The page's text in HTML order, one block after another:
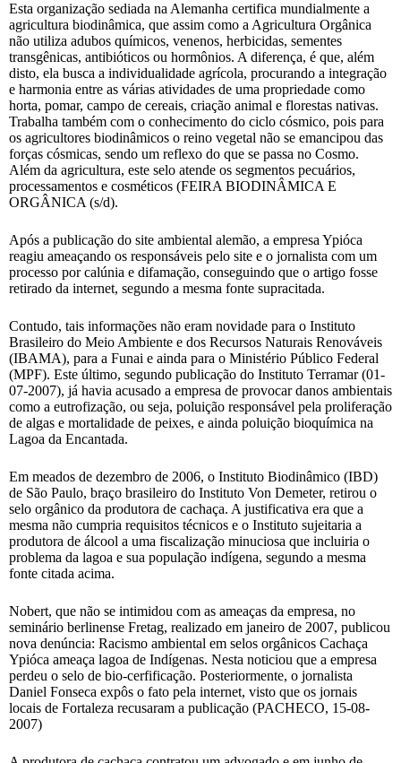
Esta organização sediada na Alemanha certifica mundialmente a
agricultura biodinâmica, que assim como a Agricultura Orgânica
não utiliza adubos químicos, venenos, herbicidas, sementes
transgênicas, antibióticos ou hormônios. A diferença, é que, além
disto, ela busca a individualidade agrícola, procurando a integração
e harmonia entre as várias atividades de uma propriedade como
horta, pomar, campo de cereais, criação animal e florestas nativas.
Trabalha também com o conhecimento do ciclo cósmico, pois para
os agricultores biodinâmicos o reino vegetal não se emancipou das
forças cósmicas, sendo um reflexo do que se passa no Cosmo.
Além da agricultura, este selo atende os segmentos pecuários,
processamentos e cosméticos (FEIRA BIODINÂMICA E
ORGÂNICA (s/d).
Após a publicação do site ambiental alemão, a empresa Ypióca
reagiu ameaçando os responsáveis pelo site e o jornalista com um
processo por calúnia e difamação, conseguindo que o artigo fosse
retirado da internet, segundo a mesma fonte supracitada.
Contudo, tais informações não eram novidade para o Instituto
Brasileiro do Meio Ambiente e dos Recursos Naturais Renováveis
(IBAMA), para a Funai e ainda para o Ministério Público Federal
(MPF). Este último, segundo publicação do Instituto Terramar (01-
07-2007), já havia acusado a empresa de provocar danos ambientais
como a eutrofização, ou seja, poluição responsável pela proliferação
de algas e mortalidade de peixes, e ainda poluição bioquímica na
Lagoa da Encantada.
Em meados de dezembro de 2006, o Instituto Biodinâmico (IBD)
de São Paulo, braço brasileiro do Instituto Von Demeter, retirou o
selo orgânico da produtora de cachaça. A justificativa era que a
mesma não cumpria requisitos técnicos e o Instituto sujeitaria a
produtora de álcool a uma fiscalização minuciosa que incluiria o
problema da lagoa e sua população indígena, segundo a mesma
fonte citada acima.
Nobert, que não se intimidou com as ameaças da empresa, no
seminário berlinense Fretag, realizado em janeiro de 2007, publicou
nova denúncia: Racismo ambiental em selos orgânicos Cachaça
Ypióca ameaça lagoa de Indígenas. Nesta noticiou que a empresa
perdeu o selo de bio-cerfificação. Posteriormente, o jornalista
Daniel Fonseca expôs o fato pela internet, visto que os jornais
locais de Fortaleza recusaram a publicação (PACHECO, 15-08-
2007)